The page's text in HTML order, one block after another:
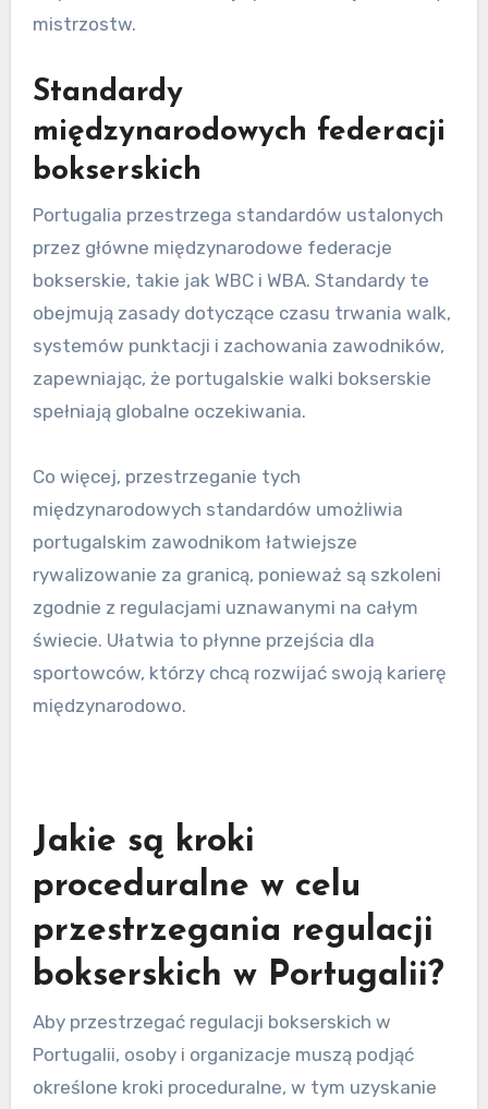
Kolejną istotną różnicą jest podejście do
USA wiele organów sankcjonujących może
tworzyć nakładające się tytuły, podczas gdy
Portugalia zazwyczaj uznaje mniej organizacji,
co prowadzi do bardziej uproszczonej struktury
mistrzostw.
Standardy
międzynarodowych federacji
bokserskich
Portugalia przestrzega standardów ustalonych
bokserskie, takie jak WBC i WBA. Standardy te
obejmują zasady dotyczące czasu trwania walk,
systemów punktacji i zachowania zawodników,
zapewniając, że portugalskie walki bokserskie
spełniają globalne oczekiwania.
Co więcej, przestrzeganie tych
międzynarodowych standardów umożliwia
świecie. Ułatwia to płynne przejścia dla
sportowców, którzy chcą rozwijać swoją karierę
międzynarodowo.